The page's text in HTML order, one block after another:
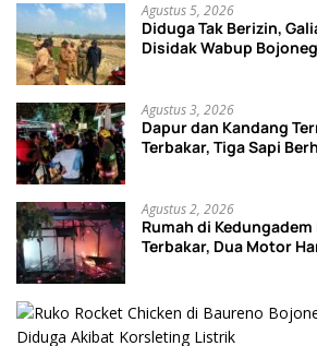
Agustus 5, 2026
Diduga Tak Berizin,
Disidak Wabup
Agustus 3, 2026
Dapur dan Kandang
Terbakar, Tiga Sapi
Agustus 2, 2026
Rumah di
Terbakar, Dua Motor